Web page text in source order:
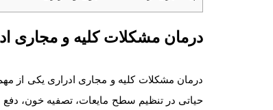
درمان مشکلات کلیه و مجاری
درمان مشکلات کلیه و مجاری ادراری یکی از
حیاتی در تنظیم سطح مایعات، تصفیه خون، دفع